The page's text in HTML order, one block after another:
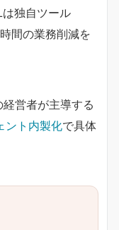
独自ツール
間の業務削減を
営者が主導する
ント内製化で具体